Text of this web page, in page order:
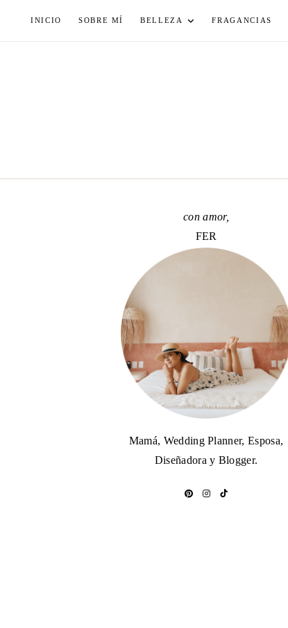
INICIO SOBRE MÍ BELLEZA FRAGANCIAS
con amor,
FER
Mamá, Wedding Planner, Esposa,
Diseñadora y Blogger.